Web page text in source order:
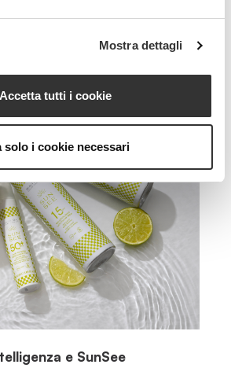
Mostra dettagli
Accetta tutti i cookie
solo i cookie necessari
e SunSee